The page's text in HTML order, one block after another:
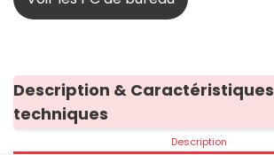
Description & Caractéristiques
techniques
Description